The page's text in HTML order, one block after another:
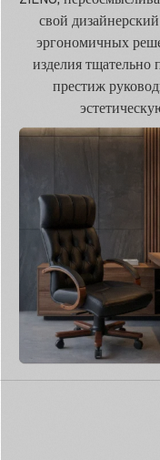
свой
эргономичных
изделия тщательно
престиж